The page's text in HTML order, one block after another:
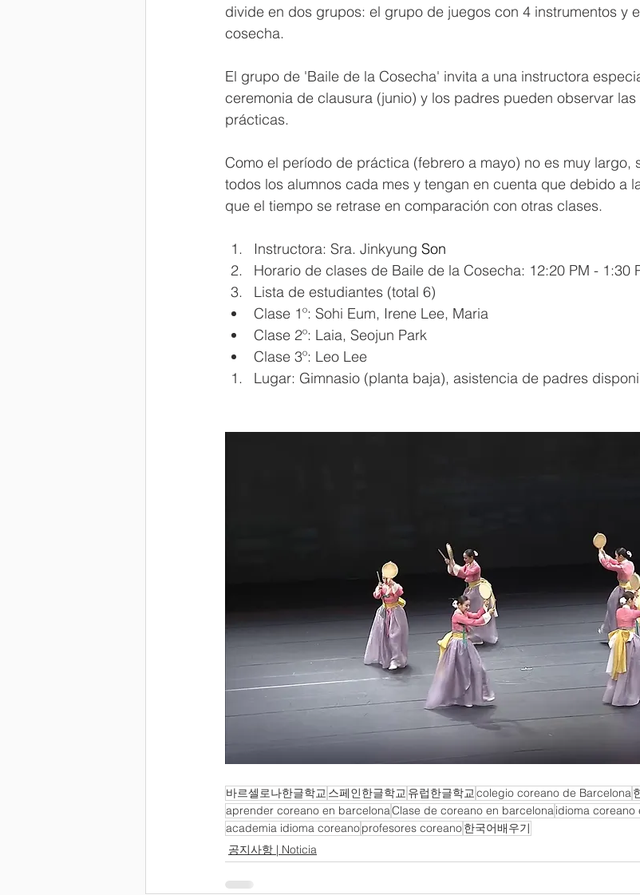
divide en dos grupos: el grupo de juegos con 4 instrumentos y
cosecha.
El grupo de 'Baile de la Cosecha' invita a una instructora
ceremonia de clausura (junio) y los padres pueden observar
prácticas.
Como el período de práctica (febrero a mayo) no es muy largo,
todos los alumnos cada mes y tengan en cuenta que debido a
que el tiempo se retrase en comparación con otras clases.
Instructora: Sra. Jinkyung Son
Horario de clases de Baile de la Cosecha: 12:20 PM - 1:30
Lista de estudiantes (total 6)
Clase 1º: Sohi Eum, Irene Lee, Maria
Clase 2º: Laia, Seojun Park
Clase 3º: Leo Lee
Lugar: Gimnasio (planta baja), asistencia de padres
바르셀로나한글학교 스페인한글학교 유럽한글학교colegio coreano de Barcelona
aprender coreano en barcelonaClase de coreano en barcelonaidioma coreano
academia idioma coreanoprofesores coreano한국어배우기
공지사항 | Noticia